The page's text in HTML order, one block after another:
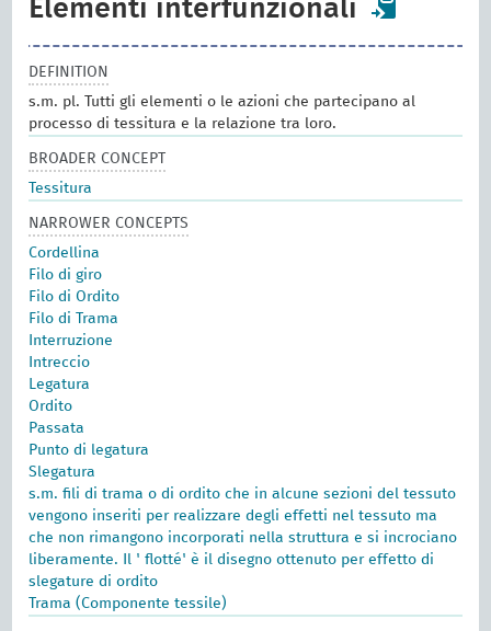
Elementi interfunzionali
DEFINITION
s.m. pl. Tutti gli elementi o le azioni che partecipano al
processo di tessitura e la relazione tra loro.
BROADER CONCEPT
Tessitura
NARROWER CONCEPTS
Cordellina
Filo di giro
Filo di Ordito
Filo di Trama
Interruzione
Intreccio
Legatura
Ordito
Passata
Punto di legatura
Slegatura
s.m. fili di trama o di ordito che in alcune sezioni del tessuto
vengono inseriti per realizzare degli effetti nel tessuto ma
che non rimangono incorporati nella struttura e si incrociano
liberamente. Il ' flotté' è il disegno ottenuto per effetto di
slegature di ordito
Trama (Componente tessile)